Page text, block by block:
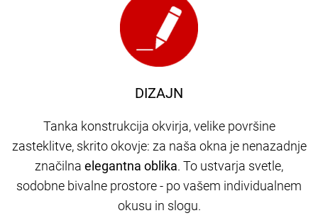
DIZAJN
Tanka konstrukcija okvirja, velike površine
zasteklitve, skrito okovje: za naša okna je nenazadnje
značilna elegantna oblika. To ustvarja svetle,
sodobne bivalne prostore - po vašem individualnem
okusu in slogu.